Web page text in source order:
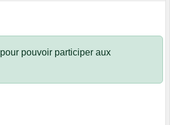
pour pouvoir participer aux